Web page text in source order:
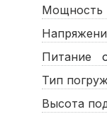
Мощность
Питание
Тип
Высота